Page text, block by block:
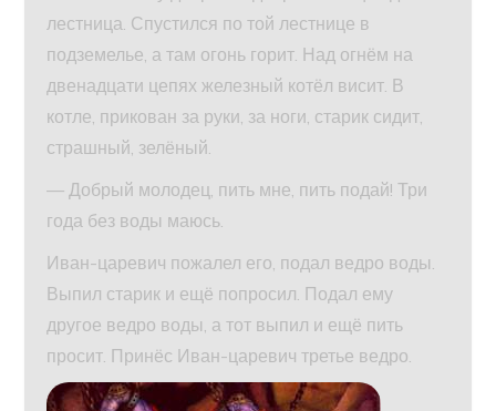
лестница. Спустился по той лестнице в
подземелье, а там огонь горит. Над огнём на
двенадцати цепях железный котёл висит. В
котле, прикован за руки, за ноги, старик сидит,
страшный, зелёный.
— Добрый молодец, пить мне, пить подай! Три
года без воды маюсь.
Иван-царевич пожалел его, подал ведро воды.
Выпил старик и ещё попросил. Подал ему
другое ведро воды, а тот выпил и ещё пить
просит. Принёс Иван-царевич третье ведро.